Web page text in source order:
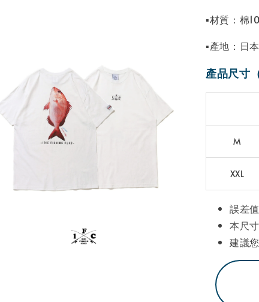
▪材質：棉
▪產地：日本
產品尺寸
M
XXL
誤差
本尺
建議